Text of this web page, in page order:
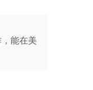
能在美